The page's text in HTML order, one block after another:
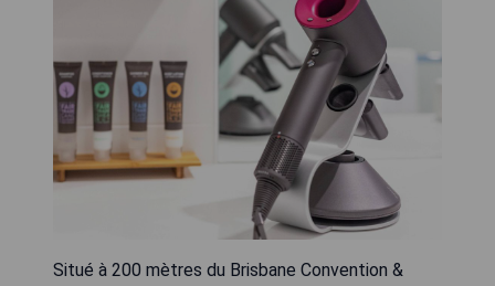
Situé à 200 mètres du Brisbane Convention &